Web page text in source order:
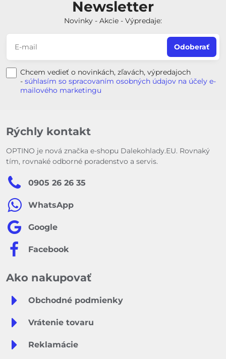
Newsletter
Novinky - Akcie - Výpredaje:
Odoberať
Chcem vedieť o novinkách, zľavách, výpredajoch
- súhlasím so spracovaním osobných údajov na účely e-
mailového marketingu
Rýchly kontakt
OPTINO je nová značka e-shopu Dalekohlady.EU. Rovnaký
tím, rovnaké odborné poradenstvo a servis.
0905 26 26 35
WhatsApp
Google
Facebook
Ako nakupovať
Obchodné podmienky
Vrátenie tovaru
Reklamácie